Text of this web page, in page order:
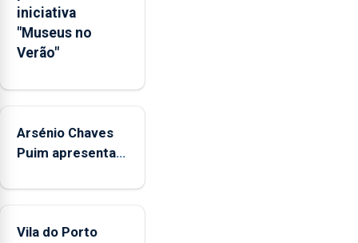
sociais
junto
das
iniciativa
"Museus no
Verão"
Arsénio Chaves
Puim apresenta
Biblioteca de Vila
Vila do Porto